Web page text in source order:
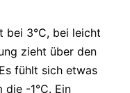
bei 3°C, bei leicht
zieht über den
fühlt sich etwas
die -1°C. Ein